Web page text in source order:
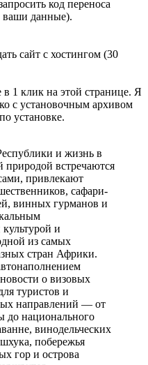
код переноса
ваши данные).
сайт с хостингом (30
1 клик на этой странице. Я
с установочным архивом
установке.
и жизнь в
природой встречаются
привлекают
сафари-
винных гурманов и
и
из самых
стран Африки.
о визовых
туристов и
направлений — от
до национального
винодельческих
побережья
гор и острова